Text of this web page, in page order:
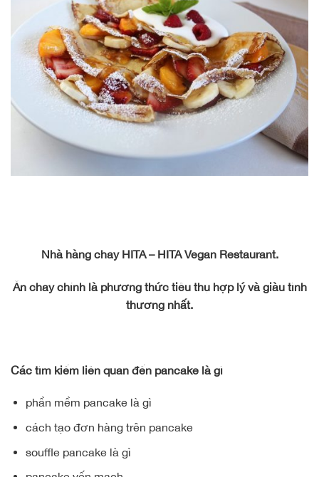
Nhà hàng chay HITA – HITA Vegan Restaurant.
Ăn chay chính là phương thức tiêu thụ hợp lý và giàu tình
thương nhất.
Các tìm kiếm liên quan đến pancake là gì
phần mềm pancake là gì
cách tạo đơn hàng trên pancake
souffle pancake là gì